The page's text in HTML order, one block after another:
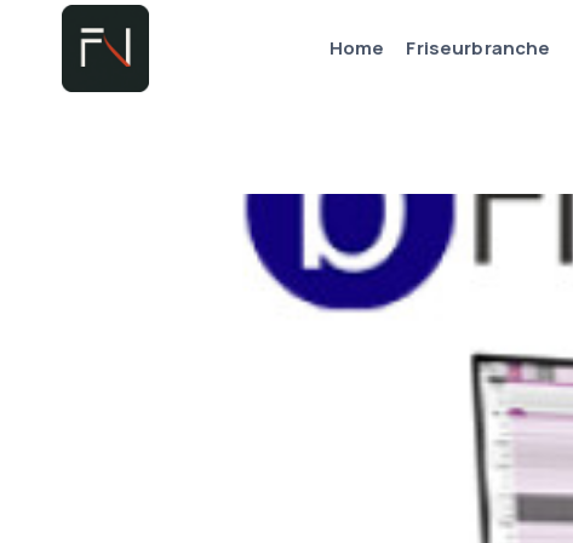
springen
Home Friseurbranche